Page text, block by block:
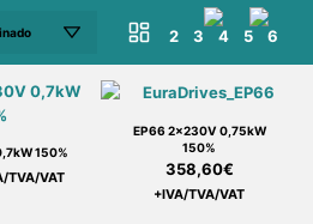
2 3 4 5 6
150%
TVA/VAT
EP66 2x230V 0,75kW
150%
358,60€
+IVA/TVA/VAT